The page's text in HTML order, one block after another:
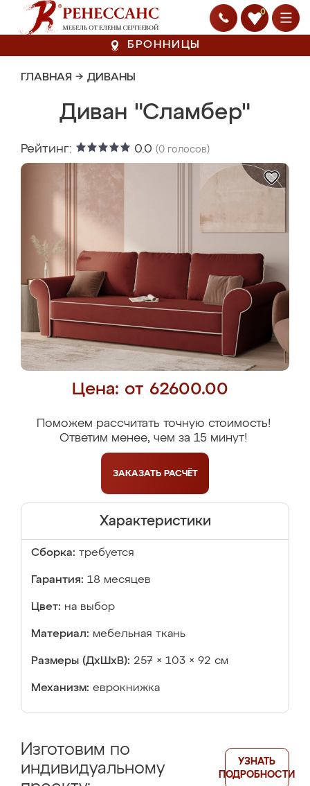
0
БРОННИЦЫ
ГЛАВНАЯ → ДИВАНЫ
Диван "Сламбер"
Рейтинг: 0.0 (0 голосов)
Цена: от 62600.00
Поможем рассчитать точную стоимость!
Ответим менее, чем за 15 минут!
ЗАКАЗАТЬ РАСЧЁТ
Характеристики
Сборка: требуется
Гарантия: 18 месяцев
Цвет: на выбор
Материал: мебельная ткань
Размеры (ДхШхВ): 257 × 103 × 92 см
Механизм: еврокнижка
Изготовим по
индивидуальному
УЗНАТЬ
ПОДРОБНОСТИ